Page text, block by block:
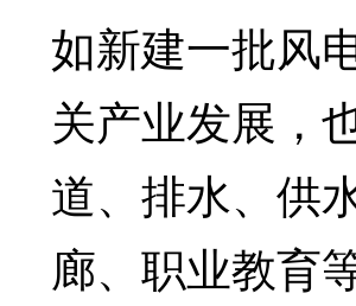
如新建一批风
关产业发展，
道、排水、供
廊、职业教育